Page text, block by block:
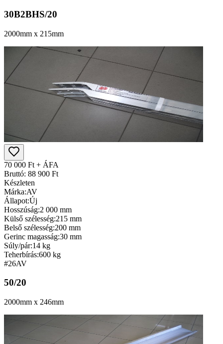
30B2BHS/20
2000mm x 215mm
70 000 Ft + ÁFA
Bruttó: 88 900 Ft
Készleten
Márka:AV
Állapot:Új
Hosszúság:2 000 mm
Külső szélesség:215 mm
Belső szélesség:200 mm
Gerinc magasság:30 mm
Súly/pár:14 kg
Teherbírás:600 kg
#26AV
50/20
2000mm x 246mm